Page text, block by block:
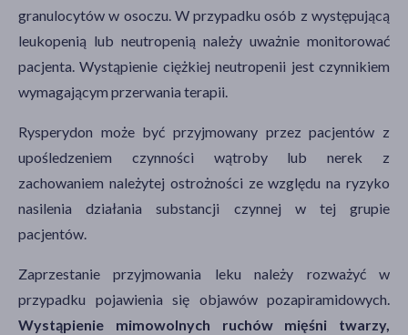
granulocytów w osoczu. W przypadku osób z występującą
leukopenią lub neutropenią należy uważnie monitorować
pacjenta. Wystąpienie ciężkiej neutropenii jest czynnikiem
wymagającym przerwania terapii.
Rysperydon może być przyjmowany przez pacjentów z
upośledzeniem czynności wątroby lub nerek z
zachowaniem należytej ostrożności ze względu na ryzyko
nasilenia działania substancji czynnej w tej grupie
pacjentów.
Zaprzestanie przyjmowania leku należy rozważyć w
przypadku pojawienia się objawów pozapiramidowych.
Wystąpienie mimowolnych ruchów mięśni twarzy,